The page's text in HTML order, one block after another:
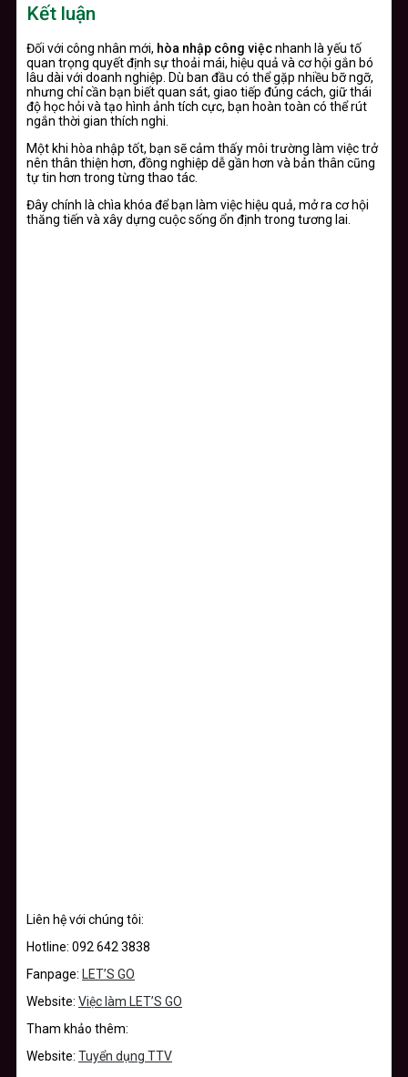
Kết luận
Đối với công nhân mới, hòa nhập công việcnhanh là yếu tố
quan trọng quyết định sự thoải mái, hiệu quả và cơ hội gắn bó
lâu dài với doanh nghiệp. Dù ban đầu có thể gặp nhiều bỡ ngỡ,
nhưng chỉ cần bạn biết quan sát, giao tiếp đúng cách, giữ thái
độ học hỏi và tạo hình ảnh tích cực, bạn hoàn toàn có thể rút
ngắn thời gian thích nghi.
Một khi hòa nhập tốt, bạn sẽ cảm thấy môi trường làm việc trở
nên thân thiện hơn, đồng nghiệp dễ gần hơn và bản thân cũng
tự tin hơn trong từng thao tác.
Đây chính là chìa khóa để bạn làm việc hiệu quả, mở ra cơ hội
thăng tiến và xây dựng cuộc sống ổn định trong tương lai.
Liên hệ với chúng tôi:
Hotline: 092 642 3838
Fanpage: LET’S GO
Website: Việc làm LET’S GO
Tham khảo thêm:
Website: Tuyển dụng TTV